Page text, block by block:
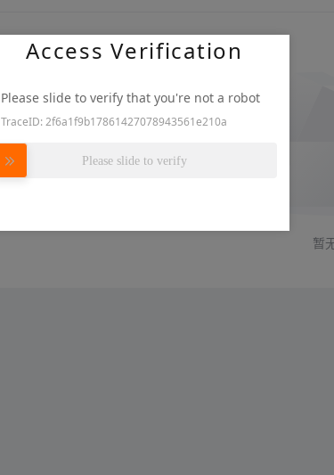
暂
Access Verification
Please slide to verify that you're not a robot
TraceID: 2f6a1f9b17861427078943561e210a
Please slide to verify